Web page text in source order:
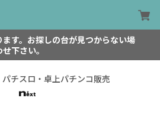
す。お探しの台が見つからない場
下さい。
チスロ・卓上パチンコ販売